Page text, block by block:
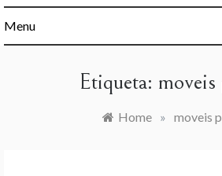
Menu
Etiqueta: moveis
Home » moveis